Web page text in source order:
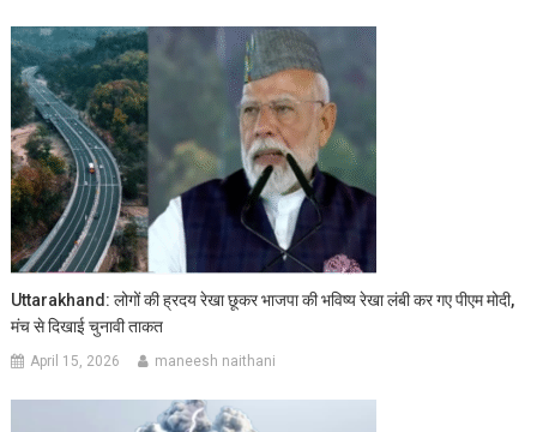
Uttarakhand: लोगों की ह्रदय रेखा छूकर भाजपा की भविष्य रेखा लंबी कर गए पीएम मोदी,
मंच से दिखाई चुनावी ताकत
April 15, 2026 maneesh naithani